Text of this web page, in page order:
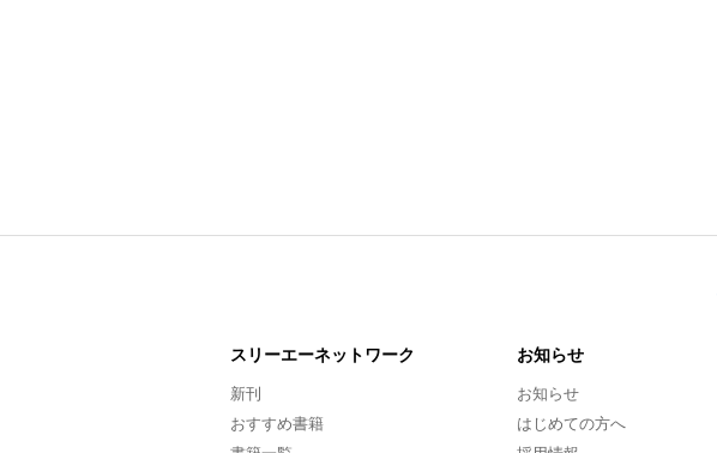
スリーエーネットワーク
新刊
おすすめ書籍
お知らせ
お知らせ
はじめての方へ